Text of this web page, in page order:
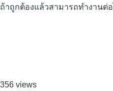
ถ้าถูกต้องแล้วสามารถทำงานต่อ
356 views